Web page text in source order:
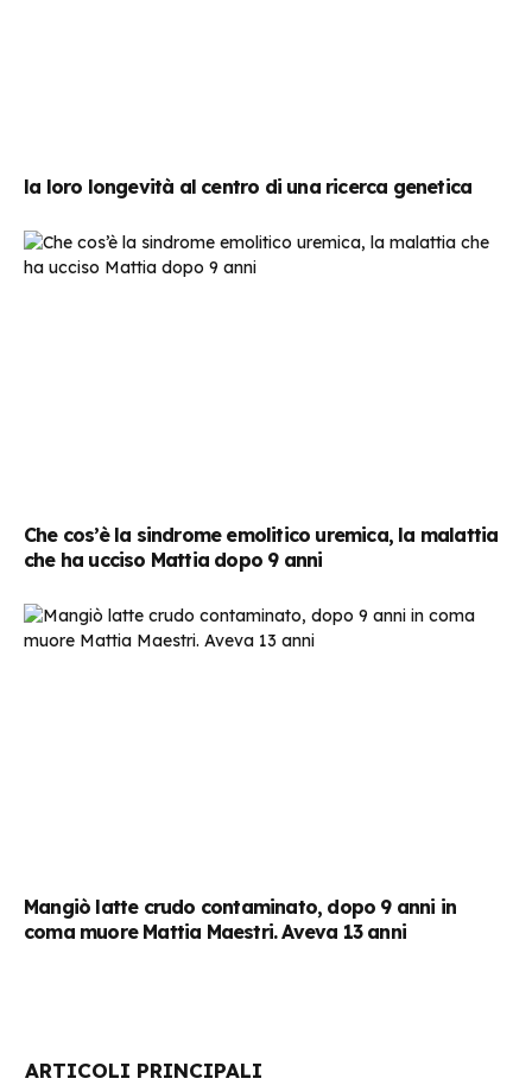
la loro longevità al centro di una ricerca genetica
Che cos’è la sindrome emolitico uremica, la malattia
che ha ucciso Mattia dopo 9 anni
Mangiò latte crudo contaminato, dopo 9 anni in
coma muore Mattia Maestri. Aveva 13 anni
ARTICOLI PRINCIPALI